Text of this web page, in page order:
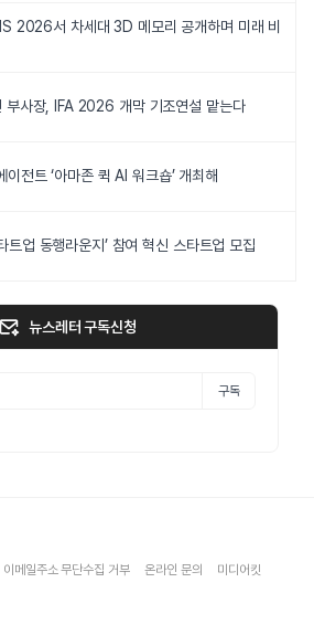
2026서 차세대 3D 메모리 공개하며 미래 비
사장, IFA 2026 개막 기조연설 맡는다
이전트 ‘아마존 퀵 AI 워크숍’ 개최해
트업 동행라운지’ 참여 혁신 스타트업 모집
뉴스레터 구독신청
구독
이메일주소 무단수집 거부 온라인 문의 미디어킷